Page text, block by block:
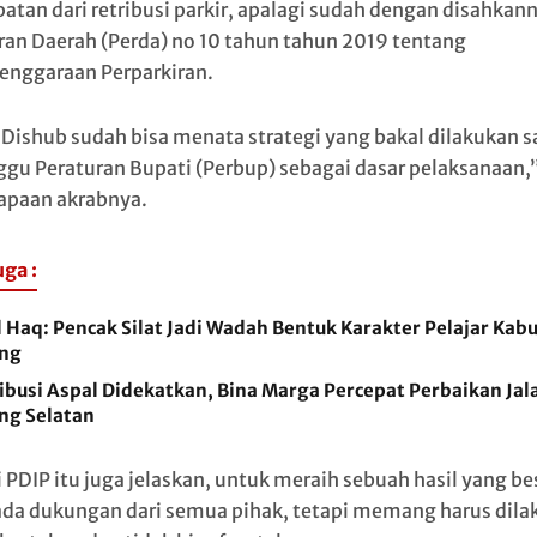
dari retribusi parkir, apalagi sudah dengan
Daerah (Perda) no 10 tahun tahun 2019 tentang
Perparkiran.
sudah bisa menata strategi yang bakal dilakukan
Peraturan Bupati (Perbup) sebagai dasar
akrabnya.
:
Haq: Pencak Silat Jadi Wadah Bentuk Karakter Pelajar
Aspal Didekatkan, Bina Marga Percepat Perbaikan
Selatan
itu juga jelaskan, untuk meraih sebuah hasil yang
dukungan dari semua pihak, tetapi memang harus